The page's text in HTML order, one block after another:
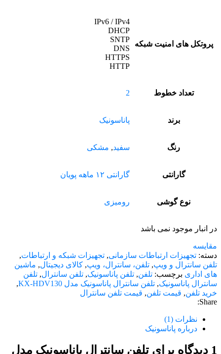
پروتکل های امنیت شبکه
IPv6 / IPv4
DHCP
SNTP
DNS
HTTPS
HTTP
تعداد خطوط 2
برند پاناسونیک
رنگ سفید, مشکی
گارانتی گارانتی ۱۲ ماهه پویان
نوع گوشی رومیزی
در انبار موجود نمی باشد
مقایسه
دسته: تجهیزات ارتباطات سازمانی, تجهیزات شبکه و ارتباطات,
تلفن سانترال و ویپ, تلفن، سانترال، ویپ, کالای دیجیتال, ماشین
های اداری برچسب: تلفن, تلفن پاناسونیک, تلفن سانترال, تلفن
سانترال پاناسونیک, تلفن سانترال پاناسونیک مدل KX-HDV130
,
خرید تلفن, قیمت تلفن, قیمت تلفن سانترال
Share:
نظرات (1)
درباره پاناسونیک
1 دیدگاه برای
تلفن سانترال پاناسونیک مدل